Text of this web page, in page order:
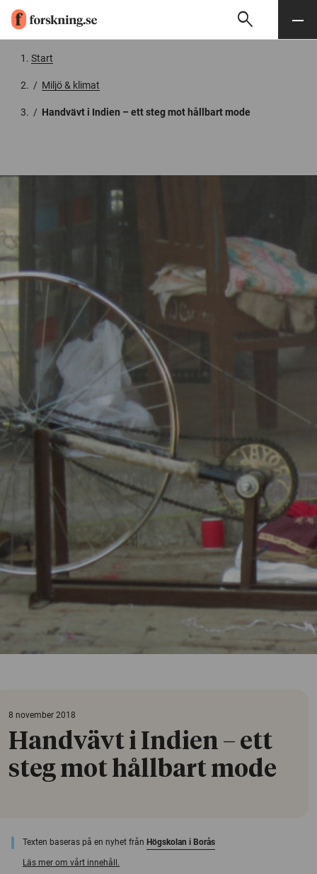
Söksearch Meny
Start
/ Miljö & klimat
/ Handvävt i Indien – ett steg mot hållbart mode
8 november 2018
Handvävt i Indien – ett
steg mot hållbart mode
Texten baseras på en nyhet från Högskolan i Borås
Läs mer om vårt innehåll.